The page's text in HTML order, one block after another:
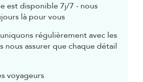
est disponible 7j/7 - nous
là pour vous
régulièrement avec les
nous assurer que chaque détail
voyageurs